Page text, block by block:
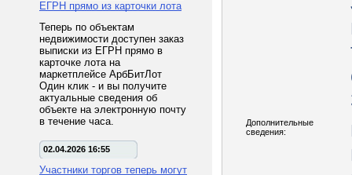
ЕГРН прямо из карточки лота
Теперь по объектам
недвижимости доступен заказ
выписки из ЕГРН прямо в
карточке лота на
маркетплейсе АрбБитЛот
Один клик - и вы получите
актуальные сведения об
объекте на электронную почту
в течение часа.
02.04.2026 16:55
Участники торгов теперь могут
Дополнительные
сведения: